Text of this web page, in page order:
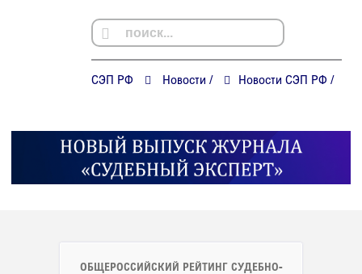
СЭП РФ Новости / Новости СЭП РФ /
ОБЩЕРОССИЙСКИЙ РЕЙТИНГ СУДЕБНО-